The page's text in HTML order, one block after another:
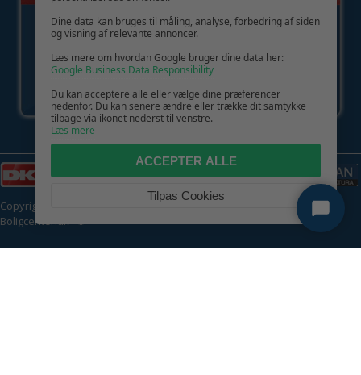
Copyright © 2026 | CVR: DK41222093 | Alle rettigheder forbeholdes |
Boligcenter.dk 🍪
Dine data kan bruges til måling, analyse, forbedring af siden
og visning af relevante annoncer.
Læs mere om hvordan Google bruger dine data her:
Google Business Data Responsibility
Du kan acceptere alle eller vælge dine præferencer
nedenfor. Du kan senere ændre eller trække dit samtykke
tilbage via ikonet nederst til venstre.
Læs mere
ACCEPTER ALLE
Tilpas Cookies